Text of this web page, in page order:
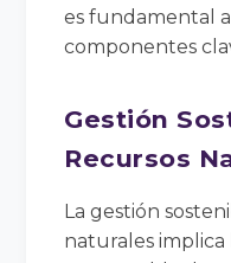
es fundamental
componentes
Gestión
Recursos
La gestión
naturales implica